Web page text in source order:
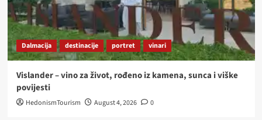
Dalmacija destinacije portret vinari
Vislander – vino za život, rođeno iz kamena, sunca i viške
povijesti
HedonismTourism August 4, 2026 0